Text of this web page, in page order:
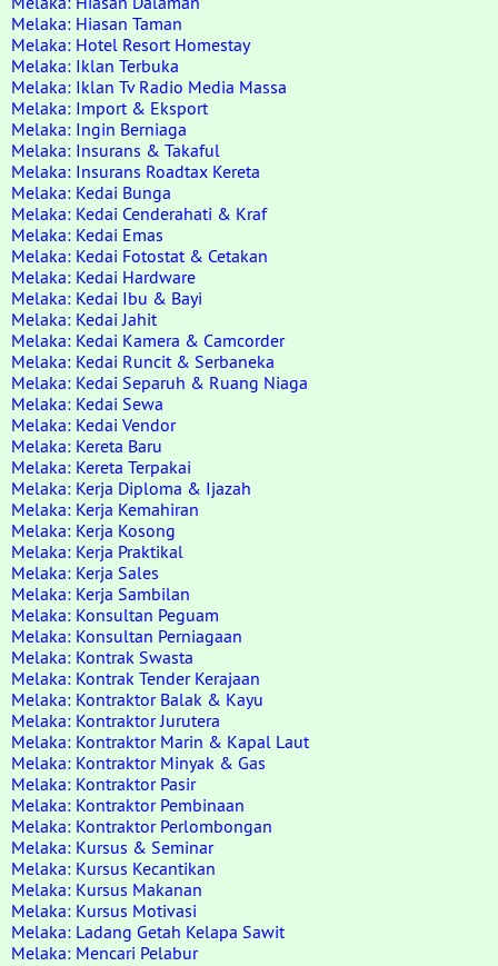
Melaka: Hiasan Taman
Melaka: Hotel Resort Homestay
Melaka: Iklan Terbuka
Melaka: Iklan Tv Radio Media Massa
Melaka: Import & Eksport
Melaka: Ingin Berniaga
Melaka: Insurans & Takaful
Melaka: Insurans Roadtax Kereta
Melaka: Kedai Bunga
Melaka: Kedai Cenderahati & Kraf
Melaka: Kedai Emas
Melaka: Kedai Fotostat & Cetakan
Melaka: Kedai Hardware
Melaka: Kedai Ibu & Bayi
Melaka: Kedai Jahit
Melaka: Kedai Kamera & Camcorder
Melaka: Kedai Runcit & Serbaneka
Melaka: Kedai Separuh & Ruang Niaga
Melaka: Kedai Sewa
Melaka: Kedai Vendor
Melaka: Kereta Baru
Melaka: Kereta Terpakai
Melaka: Kerja Diploma & Ijazah
Melaka: Kerja Kemahiran
Melaka: Kerja Kosong
Melaka: Kerja Praktikal
Melaka: Kerja Sales
Melaka: Kerja Sambilan
Melaka: Konsultan Peguam
Melaka: Konsultan Perniagaan
Melaka: Kontrak Swasta
Melaka: Kontrak Tender Kerajaan
Melaka: Kontraktor Balak & Kayu
Melaka: Kontraktor Jurutera
Melaka: Kontraktor Marin & Kapal Laut
Melaka: Kontraktor Minyak & Gas
Melaka: Kontraktor Pasir
Melaka: Kontraktor Pembinaan
Melaka: Kontraktor Perlombongan
Melaka: Kursus & Seminar
Melaka: Kursus Kecantikan
Melaka: Kursus Makanan
Melaka: Kursus Motivasi
Melaka: Ladang Getah Kelapa Sawit
Melaka: Mencari Pelabur